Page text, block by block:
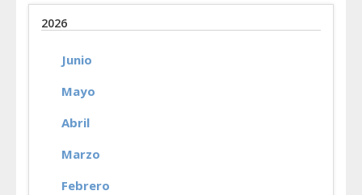
2026
Junio
Mayo
Abril
Marzo
Febrero